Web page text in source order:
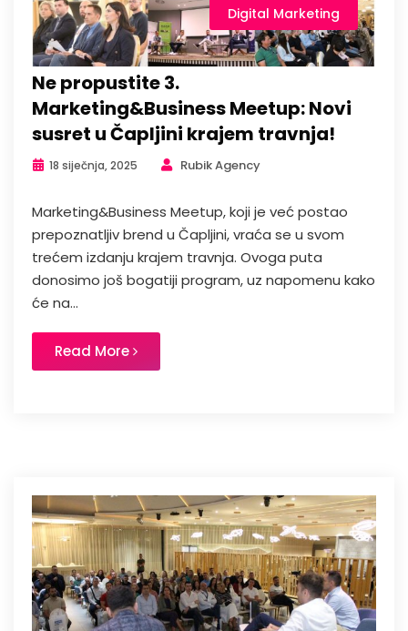
Digital Marketing
Ne propustite 3.
Marketing&Business Meetup: Novi
susret u Čapljini krajem travnja!
18 siječnja, 2025 Rubik Agency
Marketing&Business Meetup, koji je već postao
prepoznatljiv brend u Čapljini, vraća se u svom
trećem izdanju krajem travnja. Ovoga puta
donosimo još bogatiji program, uz napomenu kako
će na...
Read More